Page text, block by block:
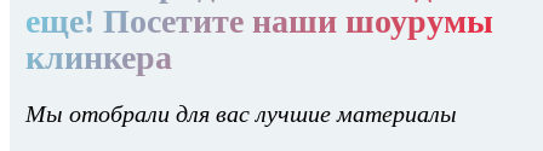
еще! Посетите наши шоурумы
клинкера
Мы отобрали для вас лучшие материалы